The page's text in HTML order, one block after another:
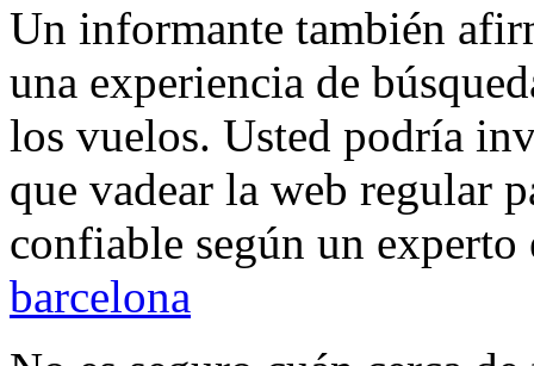
Un informante también
una experiencia de
los vuelos. Usted podría
que vadear la web regular
confiable según un
barcelona